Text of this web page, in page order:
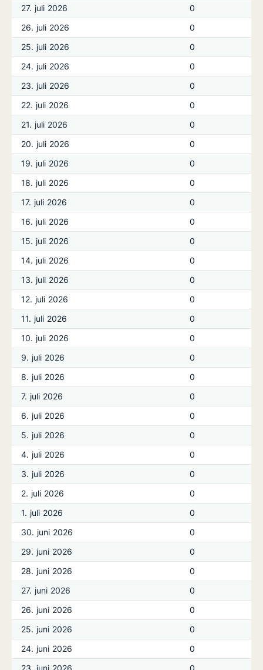
27. juli 2026
0
26. juli 2026
0
25. juli 2026
0
24. juli 2026
0
23. juli 2026
0
22. juli 2026
0
21. juli 2026
0
20. juli 2026
0
19. juli 2026
0
18. juli 2026
0
17. juli 2026
0
16. juli 2026
0
15. juli 2026
0
14. juli 2026
0
13. juli 2026
0
12. juli 2026
0
11. juli 2026
0
10. juli 2026
0
9. juli 2026
0
8. juli 2026
0
7. juli 2026
0
6. juli 2026
0
5. juli 2026
0
4. juli 2026
0
3. juli 2026
0
2. juli 2026
0
1. juli 2026
0
30. juni 2026
0
29. juni 2026
0
28. juni 2026
0
27. juni 2026
0
26. juni 2026
0
25. juni 2026
0
24. juni 2026
0
23. juni 2026
0